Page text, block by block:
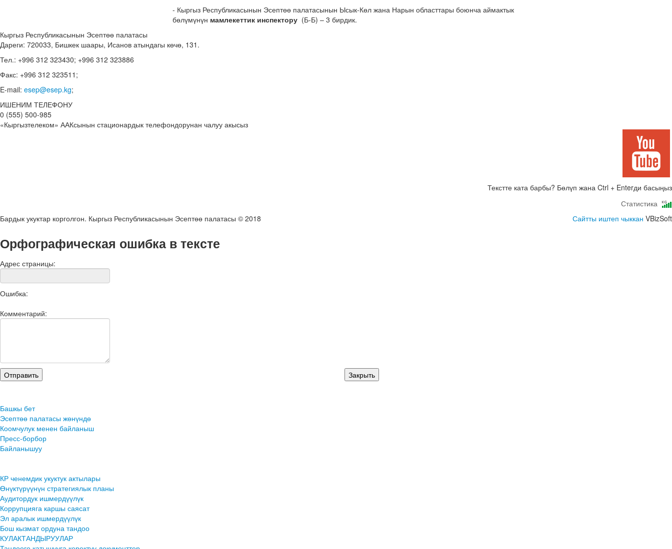
- Кыргыз Республикасынын Эсептөө палатасынын Ысык-Көл жана Нарын областтары боюнча аймактык
бөлүмүнүн мамлекеттик инспектору(Б-Б) – 3 бирдик.
Кыргыз Республикасынын Эсептөө палатасы
Дареги: 720033, Бишкек шаары, Исанов атындагы көчө, 131.
Тел.: +996 312 323430; +996 312 323886
Факс: +996 312 323511;
E-mail: esep@esep.kg;
ИШЕНИМ ТЕЛЕФОНУ
0 (555) 500-985
«Кыргызтелеком» ААКсынын стационардык телефондорунан чалуу акысыз
Текстте ката барбы? Бөлүп жана Ctrl + Enterди басыңыз
Статистика
Бардык укуктар корголгон. Кыргыз Республикасынын Эсептөө палатасы © 2018
Сайтты иштеп чыккан VBizSoft
Орфографическая ошибка в тексте
Адрес страницы:
Ошибка:
Комментарий:
Башкы бет
Эсептөө палатасы жөнүндө
Коомчулук менен байланыш
Пресс-борбор
Байланышуу
КР ченемдик укуктук актылары
Өнүктүрүүнүн стратегиялык планы
Аудитордук ишмердүүлүк
Коррупцияга каршы саясат
Эл аралык ишмердүүлүк
Бош кызмат ордуна тандоо
КУЛАКТАНДЫРУУЛАР